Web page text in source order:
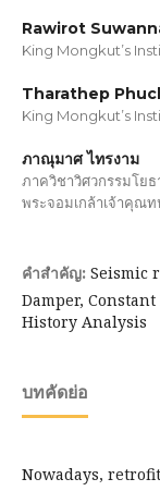
Rawirot
King Mongkut’s
Tharathep
King Mongkut’s
ภาณุมาศ ไทรงาม
ภาควิชาวิศวกรรมโย
พระจอมเกล้าเจ้าคุณท
คำสำคัญ: Seismic
Damper,
History Analysis
บทคัดย่อ
Nowadays,